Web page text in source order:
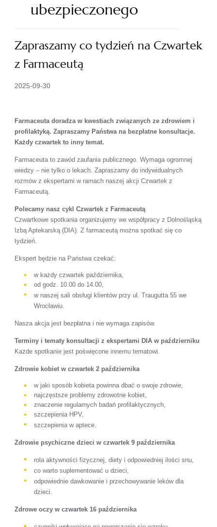
ubezpieczonego
Zapraszamy co tydzień na Czwartek
z Farmaceutą
2025-09-30
Farmaceuta doradza w kwestiach związanych ze zdrowiem i
profilaktyką. Zapraszamy Państwa na bezpłatne konsultacje.
Każdy czwartek to inny temat.
Farmaceuta to zawód zaufania publicznego. Wymaga ogromnej
wiedzy – nie tylko o lekach. Zapraszamy do indywidualnych
rozmów z ekspertami w ramach naszej akcji Czwartek z
Farmaceutą.
Polecamy nasz cykl Czwartek z Farmaceutą
Czwartkowe spotkania organizujemy we współpracy z Dolnośląską
Izbą Aptekarską (DIA). Z farmaceutą można spotkać się co
tydzień.
Ekspert będzie na Państwa czekać:
w każdy czwartek października,
od godz. 10.00 do 14.00,
w naszej sali obsługi klientów przy ul. Traugutta 55 we
Wrocławiu.
Nasza akcja jest bezpłatna i nie wymaga zapisów.
Terminy i tematy konsultacji z ekspertami DIA w październiku
Każde spotkanie jest poświęcone innemu tematowi.
Zdrowie kobiet w czwartek 2 października
w jaki sposób kobieta powinna dbać o swoje zdrowie,
najczęstsze problemy zdrowotne kobiet,
znaczenie regularnych badań profilaktycznych,
szczepienia HPV,
szczepienia w aptece.
Zdrowie psychiczne dzieci w czwartek 9 października
rola aktywności fizycznej, diety i odpowiedniej ilości snu,
co warto suplementować u dzieci,
odpowiednie dawkowanie i przechowywanie leków dla
dzieci.
Zdrowe oczy w czwartek 16 października